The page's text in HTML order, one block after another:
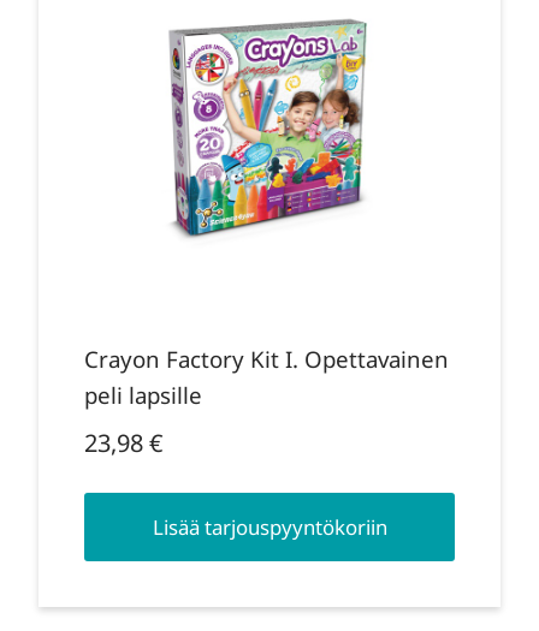
Crayon Factory Kit I. Opettavainen
peli lapsille
23,98€
Lisää tarjouspyyntökoriin